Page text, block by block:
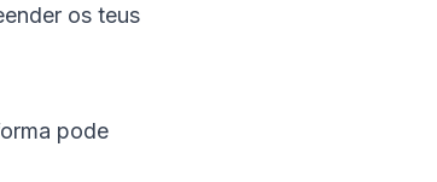
os teus
pode